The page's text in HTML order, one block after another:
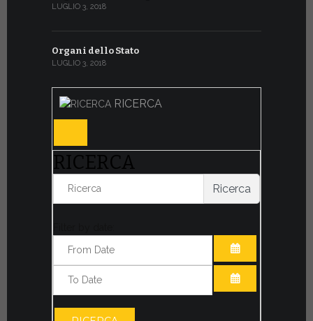
LUGLIO 3, 2018
Organi dello Stato
LUGLIO 3, 2018
RICERCA
RICERCA
Ricerca
APRI IL